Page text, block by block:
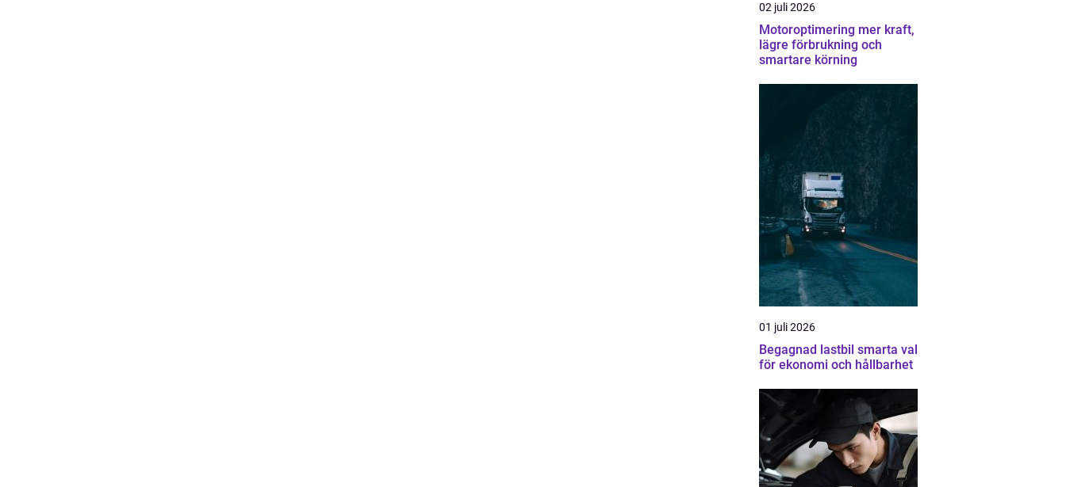
02 juli 2026
Motoroptimering mer kraft,
lägre förbrukning och
smartare körning
01 juli 2026
Begagnad lastbil smarta val
för ekonomi och hållbarhet